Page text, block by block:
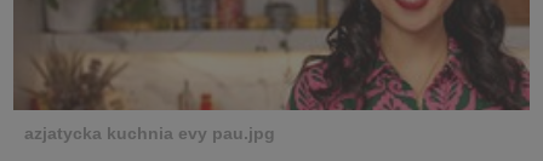
azjatycka kuchnia evy pau.jpg